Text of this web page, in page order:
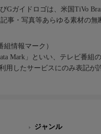
Gガイドロゴは、米国TiVo
事・写真等あらゆる素材の無
組情報マーク）
Mark」といい、テレビ番組
用したサービスにのみ表記が
ジャンル